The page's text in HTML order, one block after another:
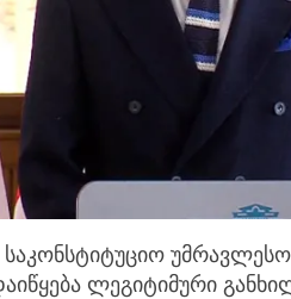
საკონსტიტუციო
ლეგიტიმური